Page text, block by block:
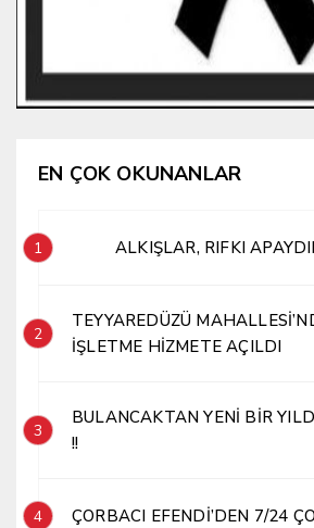
EN ÇOK OKUNANLAR
1 ALKIŞLAR, RIFKI
2
TEYYAREDÜZÜ
İŞLETME HİZMETE AÇILDI
3
BULANCAKTAN YENİ BİR
!!
4 ÇORBACI EFENDİ’DEN 7/24